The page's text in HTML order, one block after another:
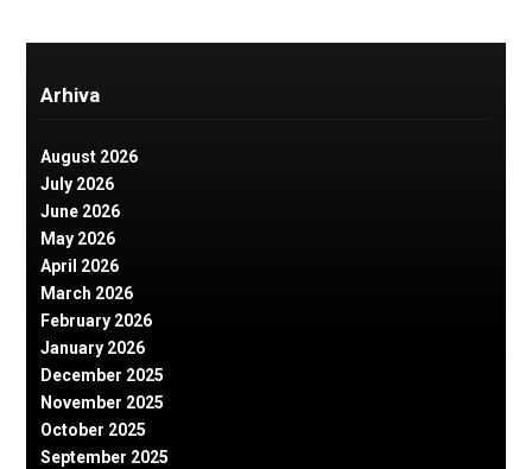
Arhiva
August 2026
July 2026
June 2026
May 2026
April 2026
March 2026
February 2026
January 2026
December 2025
November 2025
October 2025
September 2025